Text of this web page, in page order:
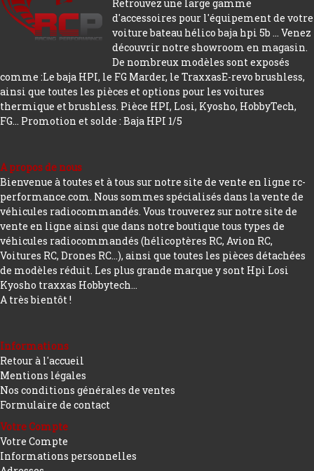
Retrouvez une large gamme
d'accessoires pour l'équipement de votre
voiture bateau hélico baja hpi 5b ... Venez
découvrir notre showroom en magasin.
De nombreux modèles sont exposés
comme :Le baja HPI, le FG Marder, le TraxxasE-revo brushless,
ainsi que toutes les pièces et options pour les voitures
thermique et brushless. Pièce HPI, Losi, Kyosho, HobbyTech,
FG... Promotion et solde : Baja HPI 1/5
A propos de nous
Bienvenue à toutes et à tous sur notre site de vente en ligne rc-
performance.com. Nous sommes spécialisés dans la vente de
véhicules radiocommandés. Vous trouverez sur notre site de
vente en ligne ainsi que dans notre boutique tous types de
véhicules radiocommandés (hélicoptères RC, Avion RC,
Voitures RC, Drones RC…), ainsi que toutes les pièces détachées
de modèles réduit. Les plus grande marque y sont Hpi Losi
Kyosho traxxas Hobbytech...
A très bientôt !
Informations
Retour à l'accueil
Mentions légales
Nos conditions générales de ventes
Formulaire de contact
Votre Compte
Votre Compte
Informations personnelles